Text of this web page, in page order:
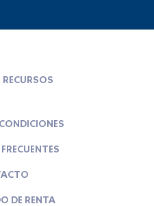
RECURSOS
DE RENTA